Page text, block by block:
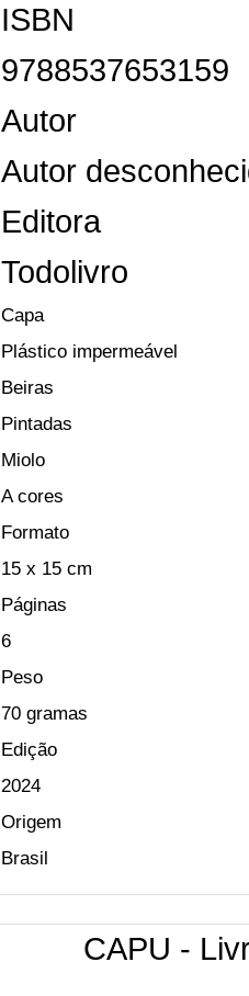
ISBN
9788537653159
Autor
Autor
Editora
Todolivro
Capa
Plástico impermeável
Beiras
Pintadas
Miolo
A cores
Formato
15 x 15 cm
Páginas
6
Peso
70 gramas
Edição
2024
Origem
Brasil
CAPU -